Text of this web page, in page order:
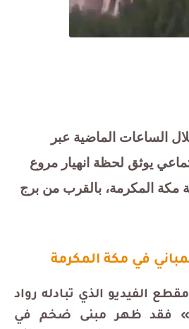
الساعات الماضية عبر
يوثق لحظة انهيار مروع
مكة المكرمة، بالقرب من برج
في مكة المكرمة
الفيديو الذي تبادله رواد
فقد ظهر مبنى ضخم في